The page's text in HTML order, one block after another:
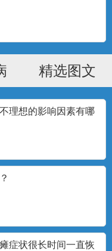
精选图文
理想的影响因素有哪
症状很长时间一直恢